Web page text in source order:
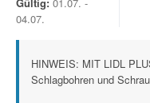
04.07.
HINWEIS: MIT LIDL
Schlagbohren und